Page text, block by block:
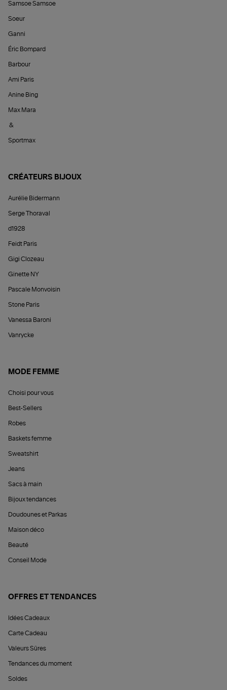
Samsoe Samsoe
Soeur
Ganni
Éric Bompard
Barbour
Ami Paris
Anine Bing
Max Mara
&
Sportmax
CRÉATEURS BIJOUX
Aurélie Bidermann
Serge Thoraval
d1928
Feidt Paris
Gigi Clozeau
Ginette NY
Pascale Monvoisin
Stone Paris
Vanessa Baroni
Vanrycke
MODE FEMME
Choisi pour vous
Best-Sellers
Robes
Baskets femme
Sweatshirt
Jeans
Sacs à main
Bijoux tendances
Doudounes et Parkas
Maison déco
Beauté
Conseil Mode
OFFRES ET TENDANCES
Idées Cadeaux
Carte Cadeau
Valeurs Sûres
Tendances du moment
Soldes